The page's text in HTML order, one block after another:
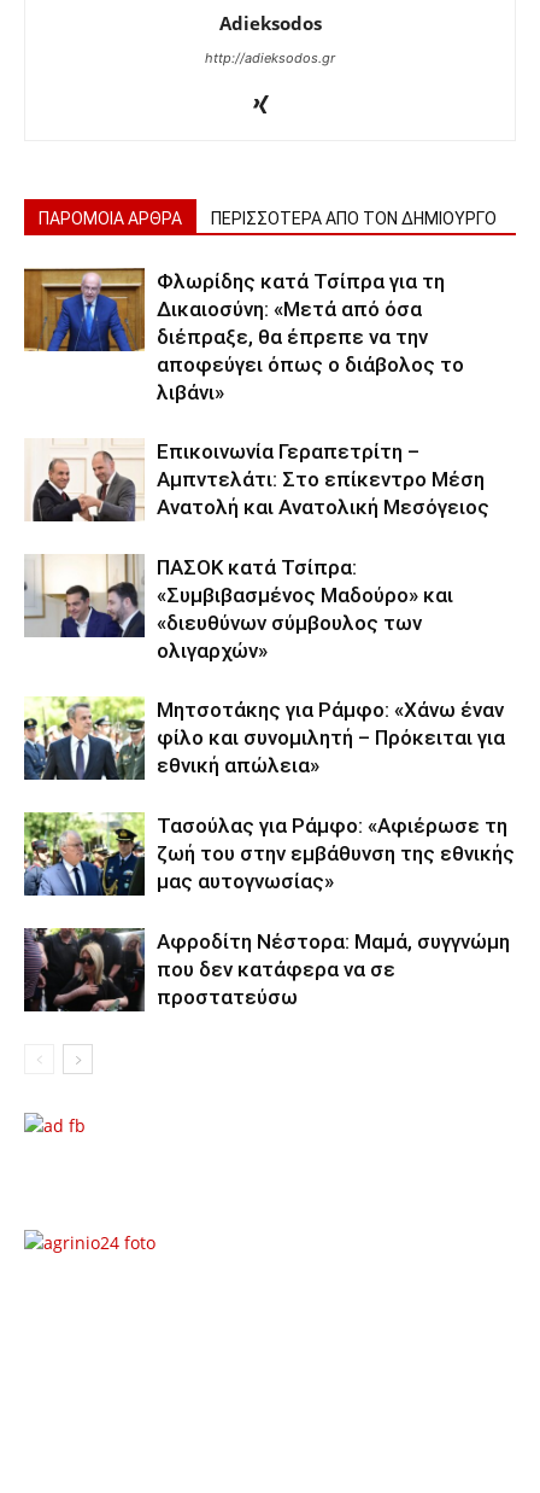
Adieksodos
http://adieksodos.gr
ΠΑΡΟΜΟΙΑ ΑΡΘΡΑ ΠΕΡΙΣΣΟΤΕΡΑ ΑΠΟ ΤΟΝ ΔΗΜΙΟΥΡΓΟ
Φλωρίδης κατά Τσίπρα για τη
Δικαιοσύνη: «Μετά από όσα
διέπραξε, θα έπρεπε να την
αποφεύγει όπως ο διάβολος το
λιβάνι»
Επικοινωνία Γεραπετρίτη –
Αμπντελάτι: Στο επίκεντρο Μέση
Ανατολή και Ανατολική Μεσόγειος
ΠΑΣΟΚ κατά Τσίπρα:
«Συμβιβασμένος Μαδούρο» και
«διευθύνων σύμβουλος των
ολιγαρχών»
Μητσοτάκης για Ράμφο: «Χάνω έναν
φίλο και συνομιλητή – Πρόκειται για
εθνική απώλεια»
Τασούλας για Ράμφο: «Αφιέρωσε τη
ζωή του στην εμβάθυνση της εθνικής
μας αυτογνωσίας»
Αφροδίτη Νέστορα: Μαμά, συγγνώμη
που δεν κατάφερα να σε
προστατεύσω